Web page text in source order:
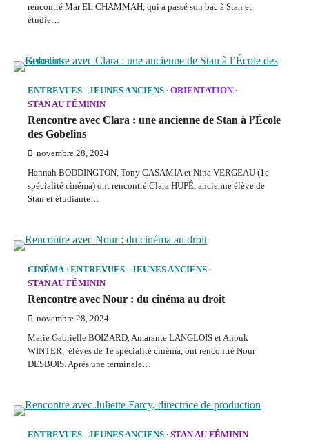
rencontré Mar EL CHAMMAH, qui a passé son bac à Stan et
étudie…
ENTREVUES - JEUNES ANCIENS
ORIENTATION
STAN AU FÉMININ
Rencontre avec Clara : une ancienne de Stan à l’École
des Gobelins
novembre 28, 2024
Hannah BODDINGTON, Tony CASAMIA et Nina VERGEAU (1e
spécialité cinéma) ont rencontré Clara HUPÉ, ancienne élève de
Stan et étudiante…
CINÉMA
ENTREVUES - JEUNES ANCIENS
STAN AU FÉMININ
Rencontre avec Nour : du cinéma au droit
novembre 28, 2024
Marie Gabrielle BOIZARD, Amarante LANGLOIS et Anouk
WINTER, élèves de 1e spécialité cinéma, ont rencontré Nour
DESBOIS. Après une terminale…
ENTREVUES - JEUNES ANCIENS STAN AU FÉMININ